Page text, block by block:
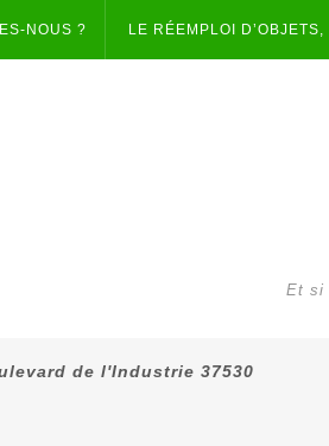
NOUS ? LE RÉEMPLOI
Et si
de l'Industrie 37530